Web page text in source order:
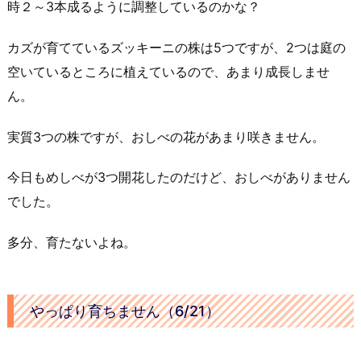
時２～3本成るように調整しているのかな？
カズが育てているズッキーニの株は5つですが、2つは庭の
空いているところに植えているので、あまり成長しませ
ん。
実質3つの株ですが、おしべの花があまり咲きません。
今日もめしべが3つ開花したのだけど、おしべがありません
でした。
多分、育たないよね。
やっぱり育ちません（6/21）